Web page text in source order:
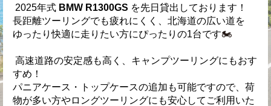
2025年式 BMW R1300GS を先日貸出しております！
長距離ツーリングでも疲れにくく、北海道の広い道を
ゆったり快適に走りたい方にぴったりの1台です🏍️
すめ！
パニアケース・トップケースの追加も可能ですので、荷
物が多い方やロングツーリングにも安心してご利用いた